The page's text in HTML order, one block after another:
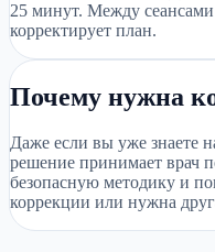
25 минут. Между сеансами
корректирует план.
Почему нужна
Даже если вы уже знаете
решение принимает врач
безопасную методику и
коррекции или нужна